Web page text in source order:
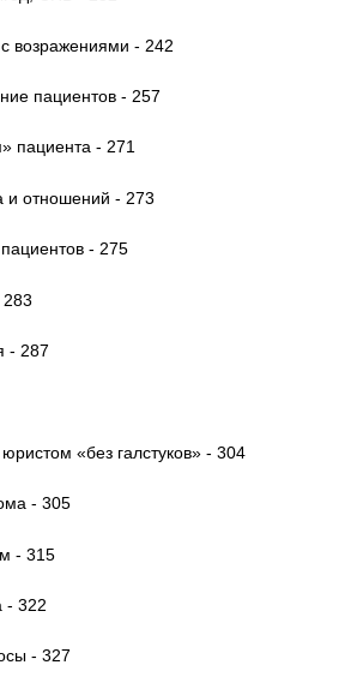
возражениями - 242
пациентов - 257
пациента - 271
и отношений - 273
- 275
- 287
«без галстуков» - 304
- 305
- 315
- 322
- 327